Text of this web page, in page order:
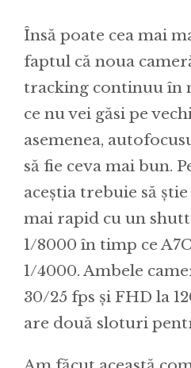
Însă poate cea mai
faptul că noua
tracking continuu în
ce nu vei găsi pe
asemenea,
să fie ceva mai bun.
aceștia trebuie să
mai rapid cu un
1/8000 în timp ce
1/4000. Ambele
30/25 fps și FHD la
are două sloturi